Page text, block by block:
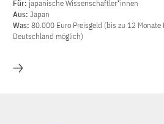
Für: japanische Wissenschaftler*innen
Aus: Japan
Was: 80.000 Euro Preisgeld (bis zu 12
Deutschland möglich)